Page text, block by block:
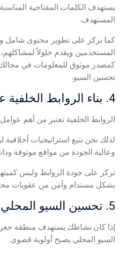
يستهدف الكلمات المفتاحية
المستهدف.
كما نركز على تطوير محتوى شامل
المستخدمين ويقدم حلولاً
كمصدر موثوق للمعلومات في
تحسين السيو.
4. بناء الروابط الخلفية عالية الجودة
الروابط الخلفية تعتبر من أهم
لذلك نحن نتبع استراتيجيات أخلاقية
وعالية الجودة من مواقع موثوقة
نركز على جودة الروابط وليس
بشكل مستدام وآمن من عقوبات
5. تحسين السيو المحلي
إذا كان نشاطك يستهدف منطقة
السيو المحلي يصبح أولوية قصوى.